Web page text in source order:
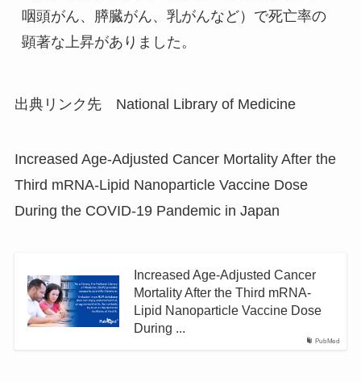
咽頭がん、膵臓がん、乳がんなど）で死亡率の
顕著な上昇がありました。
出典リンク先 National Library of Medicine
Increased Age-Adjusted Cancer Mortality After the
Third mRNA-Lipid Nanoparticle Vaccine Dose
During the COVID-19 Pandemic in Japan
PubMed
Increased Age-Adjusted Cancer
Mortality After the Third mRNA-
Lipid Nanoparticle Vaccine Dose
During ...